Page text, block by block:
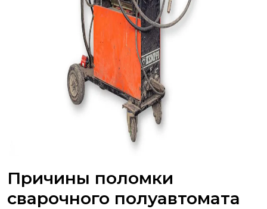
Причины поломки
сварочного полуавтомата